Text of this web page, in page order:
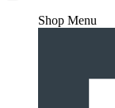
Shop Menu